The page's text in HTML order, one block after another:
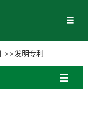
发明专利